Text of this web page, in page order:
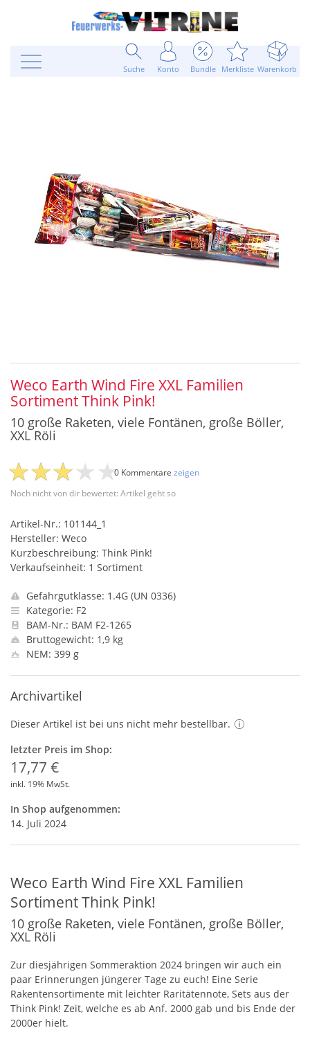
Suche Konto Bundle Merkliste Warenkorb
Weco Earth Wind Fire XXL Familien
Sortiment Think Pink!
10 große Raketen, viele Fontänen, große Böller,
XXL Röli
Noch nicht von dir bewertet: Artikel geht so
0 Kommentare zeigen
Artikel-Nr.: 101144_1
Hersteller: Weco
Kurzbeschreibung: Think Pink!
Verkaufseinheit: 1 Sortiment
Gefahrgutklasse: 1.4G (UN 0336)
Kategorie: F2
BAM-Nr.: BAM F2-1265
Bruttogewicht: 1,9 kg
NEM: 399 g
Archivartikel
Dieser Artikel ist bei uns nicht mehr bestellbar.
letzter Preis im Shop:
17,77 €
inkl. 19% MwSt.
In Shop aufgenommen:
14. Juli 2024
Weco Earth Wind Fire XXL Familien
Sortiment Think Pink!
10 große Raketen, viele Fontänen, große Böller,
XXL Röli
Zur diesjährigen Sommeraktion 2024 bringen wir auch ein
paar Erinnerungen jüngerer Tage zu euch! Eine Serie
Rakentensortimente mit leichter Raritätennote, Sets aus der
Think Pink! Zeit, welche es ab Anf. 2000 gab und bis Ende der
2000er hielt.